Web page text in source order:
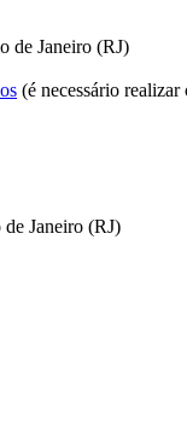
de Janeiro (RJ)
(é necessário
Janeiro (RJ)